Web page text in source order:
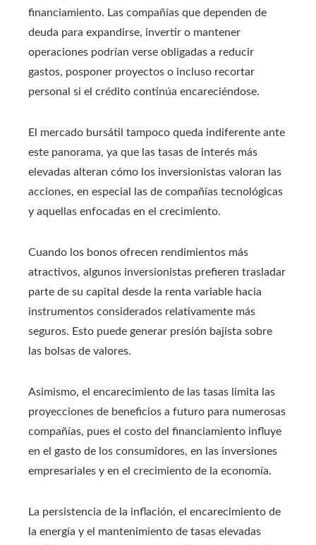
financiamiento. Las compañías que dependen de
deuda para expandirse, invertir o mantener
operaciones podrían verse obligadas a reducir
gastos, posponer proyectos o incluso recortar
personal si el crédito continúa encareciéndose.
El mercado bursátil tampoco queda indiferente ante
este panorama, ya que las tasas de interés más
elevadas alteran cómo los inversionistas valoran las
acciones, en especial las de compañías tecnológicas
y aquellas enfocadas en el crecimiento.
Cuando los bonos ofrecen rendimientos más
atractivos, algunos inversionistas prefieren trasladar
parte de su capital desde la renta variable hacia
instrumentos considerados relativamente más
seguros. Esto puede generar presión bajista sobre
las bolsas de valores.
Asimismo, el encarecimiento de las tasas limita las
proyecciones de beneficios a futuro para numerosas
compañías, pues el costo del financiamiento influye
en el gasto de los consumidores, en las inversiones
empresariales y en el crecimiento de la economía.
La persistencia de la inflación, el encarecimiento de
la energía y el mantenimiento de tasas elevadas